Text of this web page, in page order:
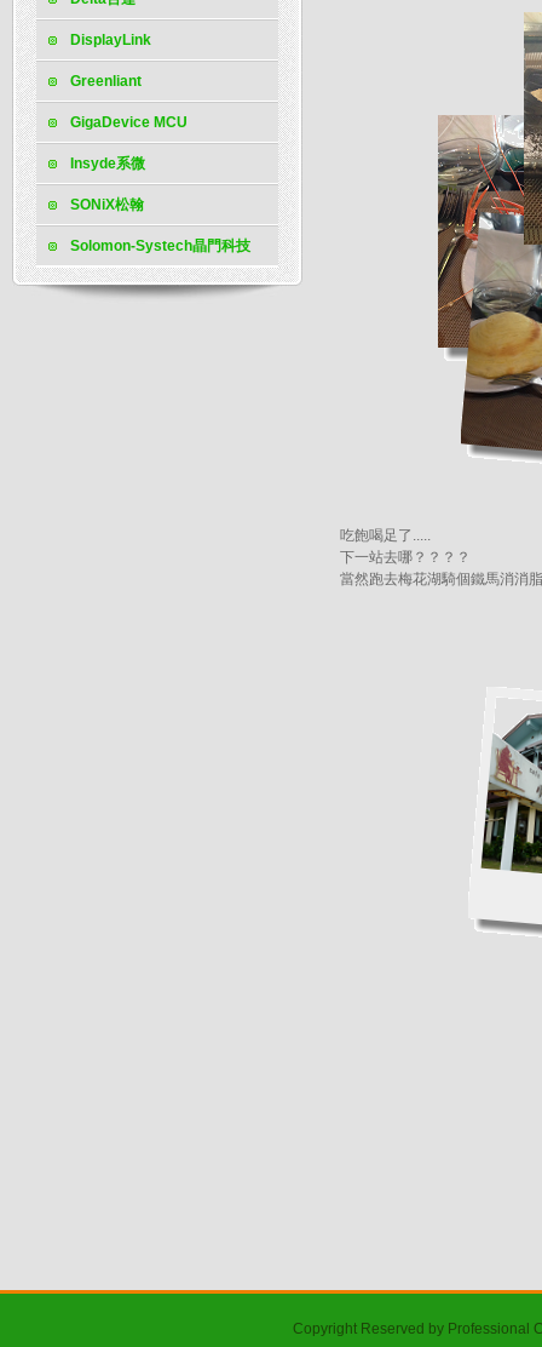
DisplayLink
Greenliant
GigaDevice MCU
Insyde系微
SONiX松翰
Solomon-Systech晶門科技
吃飽喝足了.....
下一站去哪？？？？
當然跑去梅花湖騎個鐵馬消消
Copyright Reserved by Professional